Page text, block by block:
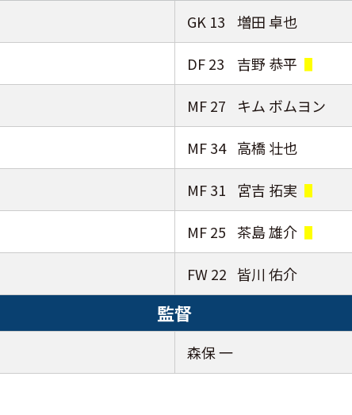
GK 13 増田 卓也
DF 23 吉野 恭平
MF 27 キム ボムヨン
MF 34 高橋 壮也
MF 31 宮吉 拓実
MF 25 茶島 雄介
FW 22 皆川 佑介
監督
森保 一